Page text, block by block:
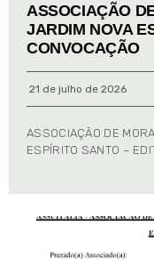
ASSOCIAÇÃO
JARDIM NOVA
CONVOCAÇÃO
21 de julho de 2026
ASSOCIAÇÃO DE
ESPÍRITO SANTO –